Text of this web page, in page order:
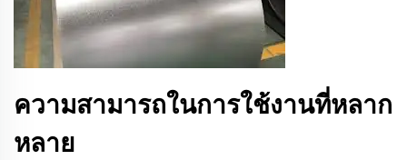
ความสามารถในการใช้งานที่หลาก
หลาย